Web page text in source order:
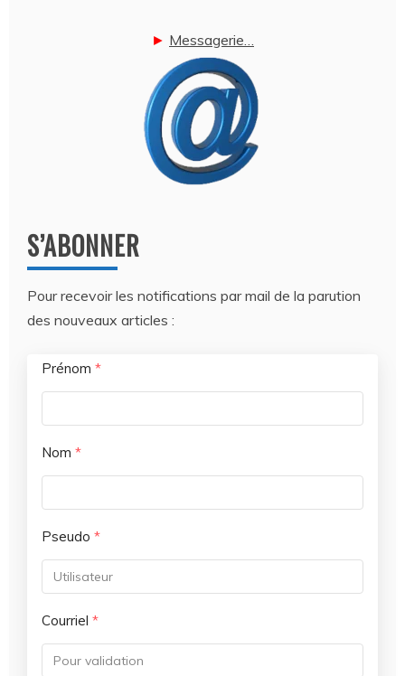
► Messagerie…
S’ABONNER
Pour recevoir les notifications par mail de la parution
des nouveaux articles :
Prénom *
Nom *
Pseudo *
Courriel *